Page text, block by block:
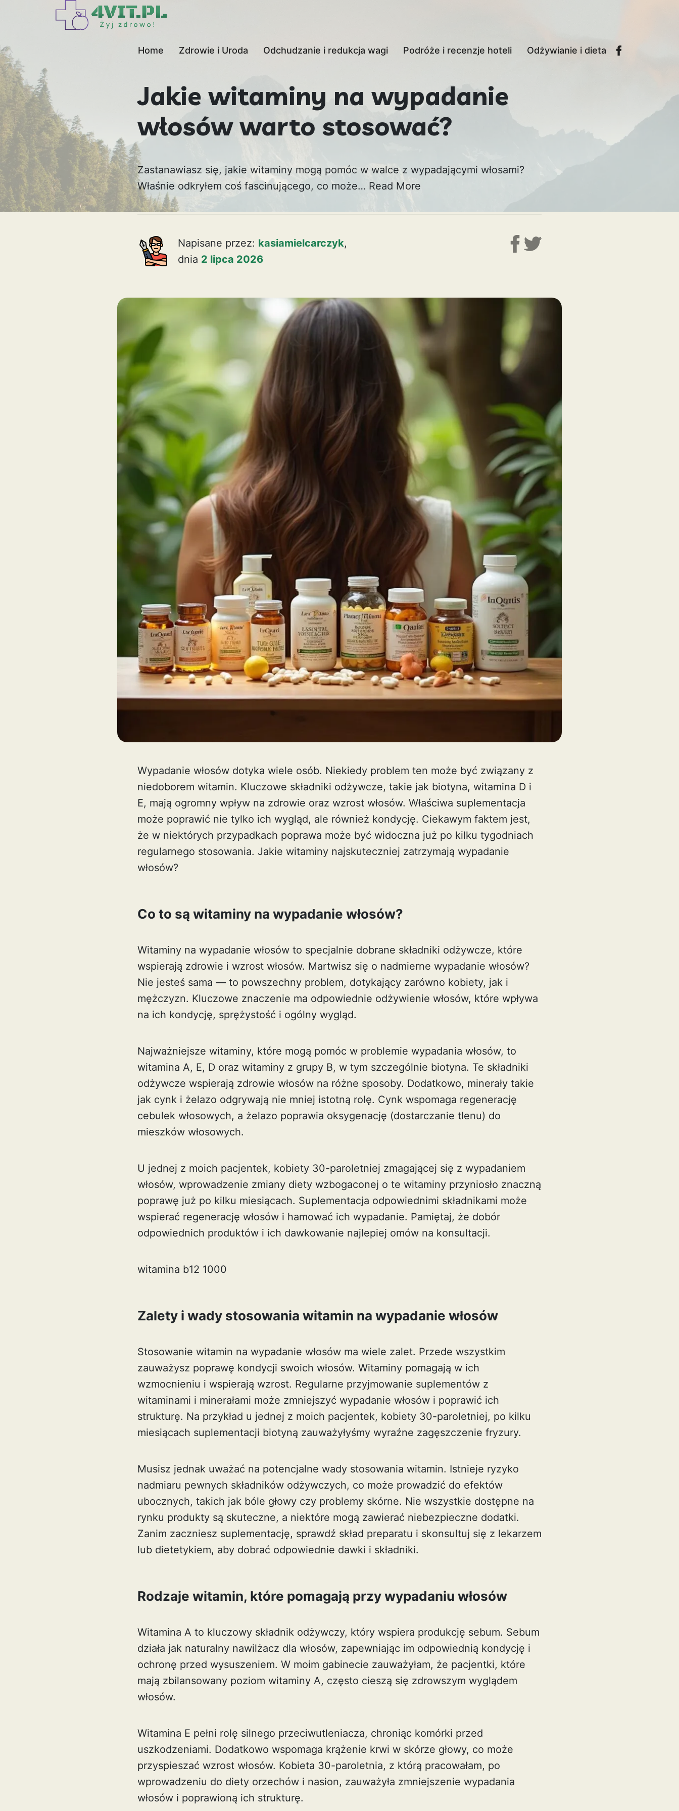
Home Zdrowie i Uroda Odchudzanie i redukcja wagi Podróże i recenzje hoteli Odżywianie i dieta
Jakie witaminy na wypadanie
włosów warto stosować?
Zastanawiasz się, jakie witaminy mogą pomóc w walce z wypadającymi włosami?
Właśnie odkryłem coś fascinującego, co może… Read More
Napisane przez: kasiamielcarczyk,
dnia 2 lipca 2026
Wypadanie włosów dotyka wiele osób. Niekiedy problem ten może być związany z
niedoborem witamin. Kluczowe składniki odżywcze, takie jak biotyna, witamina D i
E, mają ogromny wpływ na zdrowie oraz wzrost włosów. Właściwa suplementacja
może poprawić nie tylko ich wygląd, ale również kondycję. Ciekawym faktem jest,
że w niektórych przypadkach poprawa może być widoczna już po kilku tygodniach
regularnego stosowania. Jakie witaminy najskuteczniej zatrzymają wypadanie
włosów?
Co to są witaminy na wypadanie włosów?
Witaminy na wypadanie włosów to specjalnie dobrane składniki odżywcze, które
wspierają zdrowie i wzrost włosów. Martwisz się o nadmierne wypadanie włosów?
Nie jesteś sama — to powszechny problem, dotykający zarówno kobiety, jak i
mężczyzn. Kluczowe znaczenie ma odpowiednie odżywienie włosów, które wpływa
na ich kondycję, sprężystość i ogólny wygląd.
Najważniejsze witaminy, które mogą pomóc w problemie wypadania włosów, to
witamina A, E, D oraz witaminy z grupy B, w tym szczególnie biotyna. Te składniki
odżywcze wspierają zdrowie włosów na różne sposoby. Dodatkowo, minerały takie
jak cynk i żelazo odgrywają nie mniej istotną rolę. Cynk wspomaga regenerację
cebulek włosowych, a żelazo poprawia oksygenację (dostarczanie tlenu) do
mieszków włosowych.
U jednej z moich pacjentek, kobiety 30-paroletniej zmagającej się z wypadaniem
włosów, wprowadzenie zmiany diety wzbogaconej o te witaminy przyniosło znaczną
poprawę już po kilku miesiącach. Suplementacja odpowiednimi składnikami może
wspierać regenerację włosów i hamować ich wypadanie. Pamiętaj, że dobór
odpowiednich produktów i ich dawkowanie najlepiej omów na konsultacji.
witamina b12 1000
Zalety i wady stosowania witamin na wypadanie włosów
Stosowanie witamin na wypadanie włosów ma wiele zalet. Przede wszystkim
zauważysz poprawę kondycji swoich włosów. Witaminy pomagają w ich
wzmocnieniu i wspierają wzrost. Regularne przyjmowanie suplementów z
witaminami i minerałami może zmniejszyć wypadanie włosów i poprawić ich
strukturę. Na przykład u jednej z moich pacjentek, kobiety 30-paroletniej, po kilku
miesiącach suplementacji biotyną zauważyłyśmy wyraźne zagęszczenie fryzury.
Musisz jednak uważać na potencjalne wady stosowania witamin. Istnieje ryzyko
nadmiaru pewnych składników odżywczych, co może prowadzić do efektów
ubocznych, takich jak bóle głowy czy problemy skórne. Nie wszystkie dostępne na
rynku produkty są skuteczne, a niektóre mogą zawierać niebezpieczne dodatki.
Zanim zaczniesz suplementację, sprawdź skład preparatu i skonsultuj się z lekarzem
lub dietetykiem, aby dobrać odpowiednie dawki i składniki.
Rodzaje witamin, które pomagają przy wypadaniu włosów
Witamina A to kluczowy składnik odżywczy, który wspiera produkcję sebum. Sebum
działa jak naturalny nawilżacz dla włosów, zapewniając im odpowiednią kondycję i
ochronę przed wysuszeniem. W moim gabinecie zauważyłam, że pacjentki, które
mają zbilansowany poziom witaminy A, często cieszą się zdrowszym wyglądem
włosów.
Witamina E pełni rolę silnego przeciwutleniacza, chroniąc komórki przed
uszkodzeniami. Dodatkowo wspomaga krążenie krwi w skórze głowy, co może
przyspieszać wzrost włosów. Kobieta 30-paroletnia, z którą pracowałam, po
wprowadzeniu do diety orzechów i nasion, zauważyła zmniejszenie wypadania
włosów i poprawioną ich strukturę.